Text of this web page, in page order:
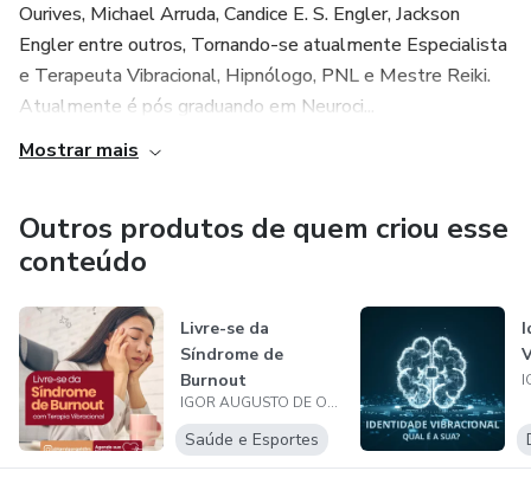
Ourives, Michael Arruda, Candice E. S. Engler, Jackson
Engler entre outros, Tornando-se atualmente Especialista
e Terapeuta Vibracional, Hipnólogo, PNL e Mestre Reiki.
Atualmente é pós graduando em Neuroci...
Mostrar mais
Outros produtos de quem criou esse
conteúdo
Livre-se da
Síndrome de
Burnout
IGOR AUGUSTO DE OLIVEIRA GOLDIM
Saúde e Esportes